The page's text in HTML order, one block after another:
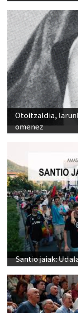
Otoitzaldia,
omenez
Santio jaiak: